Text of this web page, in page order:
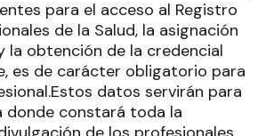
para el acceso al Registro
de la Salud, la asignación
la obtención de la credencial
es de carácter obligatorio para
datos servirán para
donde constará toda la